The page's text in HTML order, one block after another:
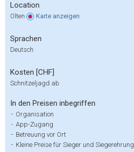
Location
Olten Karte anzeigen
Sprachen
Deutsch
Kosten [CHF]
Schnitzeljagd ab
In den Preisen inbegriffen
- Organisation
- App-Zugang
- Betreuung vor Ort
- Kleine Preise für Sieger und Siegerehrung